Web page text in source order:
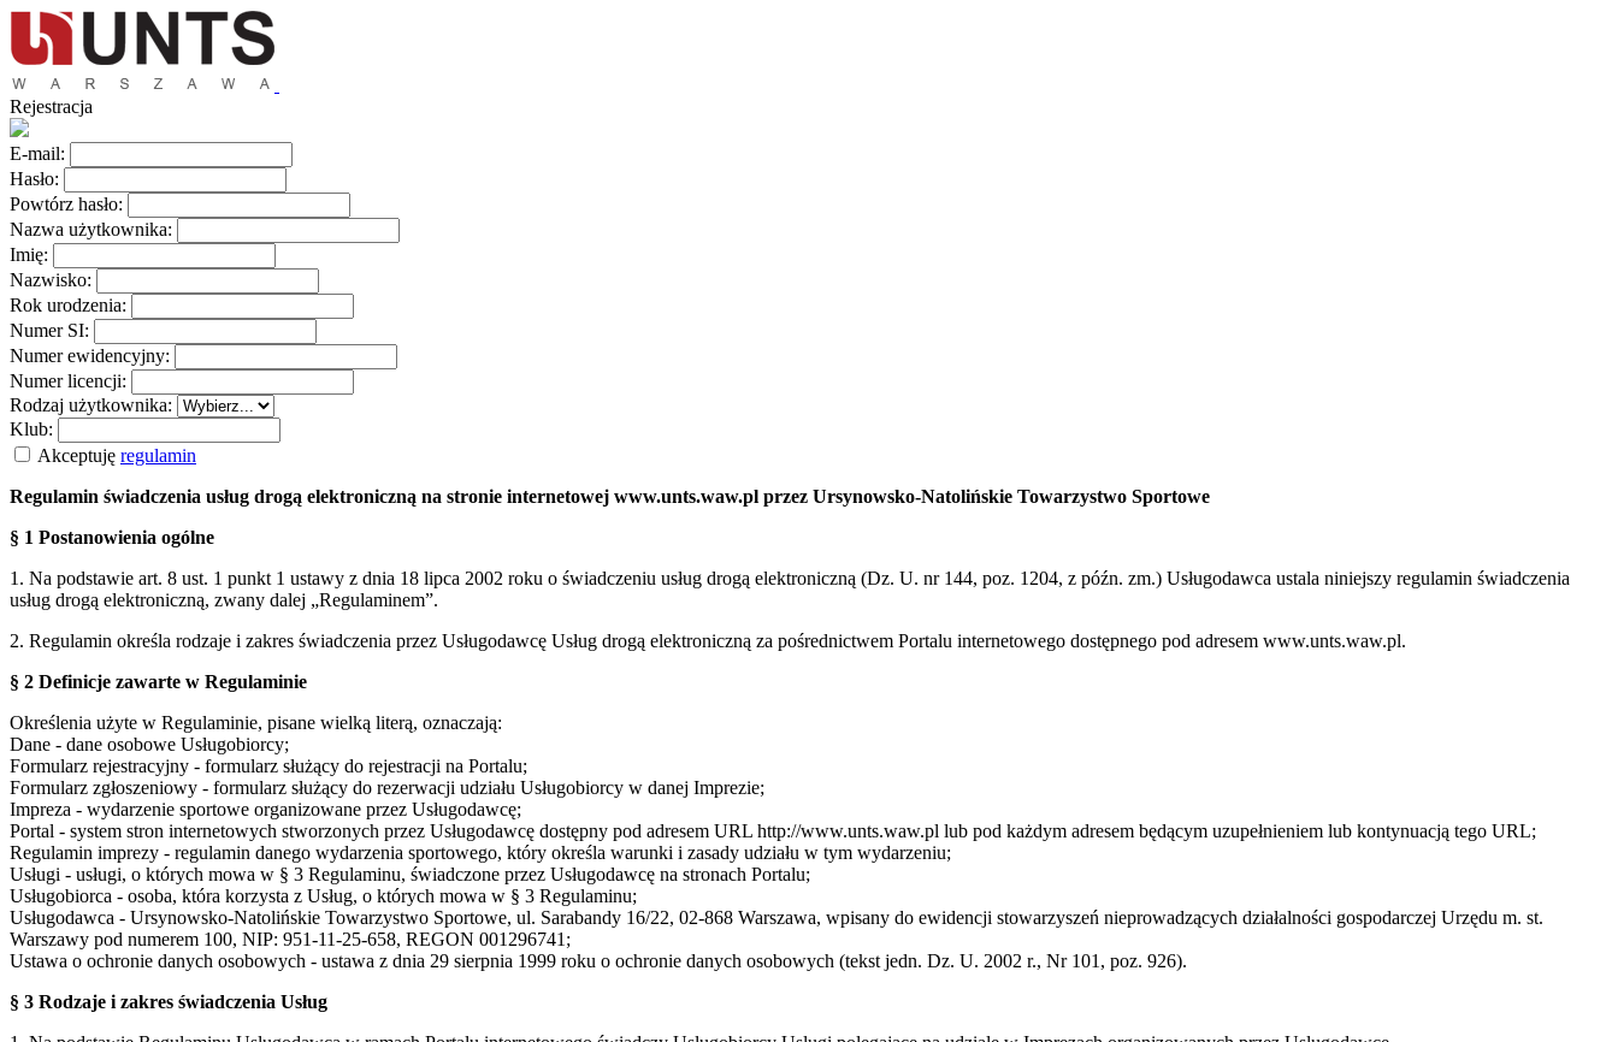
Rejestracja
E-mail:
Hasło:
Powtórz hasło:
Nazwa użytkownika:
Imię:
Nazwisko:
Rok urodzenia:
Numer SI:
Numer ewidencyjny:
Numer licencji:
Rodzaj użytkownika:
Klub:
Akceptuję regulamin
Regulamin świadczenia usług drogą elektroniczną na stronie internetowej www.unts.waw.pl przez Ursynowsko-Natolińskie Towarzystwo Sportowe
§ 1 Postanowienia ogólne
1. Na podstawie art. 8 ust. 1 punkt 1 ustawy z dnia 18 lipca 2002 roku o świadczeniu usług drogą elektroniczną (Dz. U. nr 144, poz. 1204, z późn. zm.) Usługodawca ustala niniejszy regulamin świadczenia
usług drogą elektroniczną, zwany dalej „Regulaminem”.
2. Regulamin określa rodzaje i zakres świadczenia przez Usługodawcę Usług drogą elektroniczną za pośrednictwem Portalu internetowego dostępnego pod adresem www.unts.waw.pl.
§ 2 Definicje zawarte w Regulaminie
Określenia użyte w Regulaminie, pisane wielką literą, oznaczają:
Dane - dane osobowe Usługobiorcy;
Formularz rejestracyjny - formularz służący do rejestracji na Portalu;
Formularz zgłoszeniowy - formularz służący do rezerwacji udziału Usługobiorcy w danej Imprezie;
Impreza - wydarzenie sportowe organizowane przez Usługodawcę;
Portal - system stron internetowych stworzonych przez Usługodawcę dostępny pod adresem URL http://www.unts.waw.pl lub pod każdym adresem będącym uzupełnieniem lub kontynuacją tego URL;
Regulamin imprezy - regulamin danego wydarzenia sportowego, który określa warunki i zasady udziału w tym wydarzeniu;
Usługi - usługi, o których mowa w § 3 Regulaminu, świadczone przez Usługodawcę na stronach Portalu;
Usługobiorca - osoba, która korzysta z Usług, o których mowa w § 3 Regulaminu;
Usługodawca - Ursynowsko-Natolińskie Towarzystwo Sportowe, ul. Sarabandy 16/22, 02-868 Warszawa, wpisany do ewidencji stowarzyszeń nieprowadzących działalności gospodarczej Urzędu m. st.
Warszawy pod numerem 100, NIP: 951-11-25-658, REGON 001296741;
Ustawa o ochronie danych osobowych - ustawa z dnia 29 sierpnia 1999 roku o ochronie danych osobowych (tekst jedn. Dz. U. 2002 r., Nr 101, poz. 926).
§ 3 Rodzaje i zakres świadczenia Usług